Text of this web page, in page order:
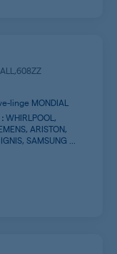
linge MONDIAL
WHIRLPOOL,
ARISTON,
SAMSUNG ...